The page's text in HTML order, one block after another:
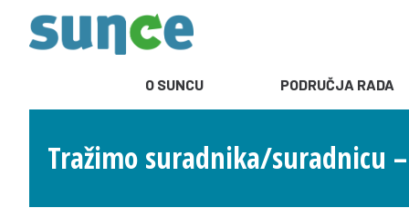
O SUNCU PODRUČJA RADA
Tražimo suradnika/suradnicu